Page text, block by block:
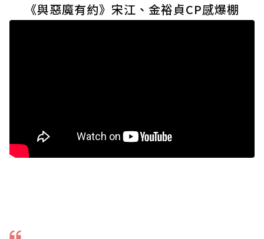
《與惡魔有約》宋江、金裕貞CP感爆棚